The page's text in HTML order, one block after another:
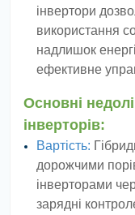
інвертори
використання
надлишок
ефективне
Основні
інверторів:
Вартість:
дорожчими
інверторами
зарядні